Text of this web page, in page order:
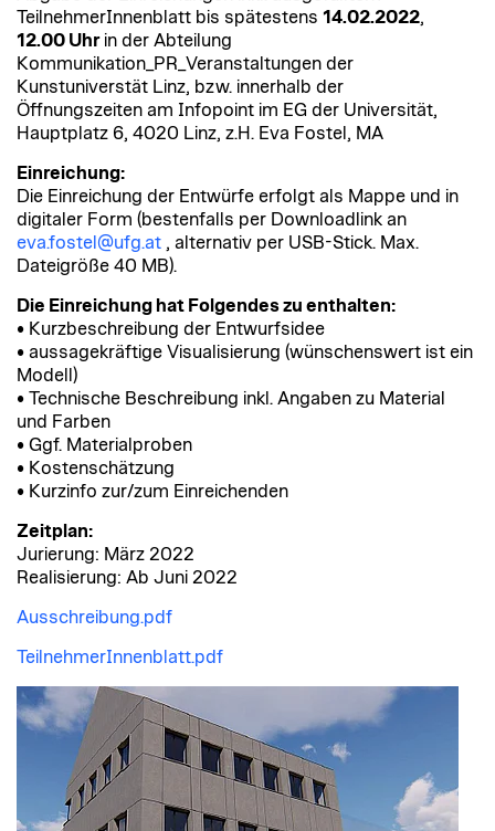
TeilnehmerInnenblatt bis spätestens 14.02.2022,
12.00 Uhrin der Abteilung
Kommunikation_PR_Veranstaltungen der
Kunstuniverstät Linz, bzw. innerhalb der
Öffnungszeiten am Infopoint im EG der Universität,
Hauptplatz 6, 4020 Linz, z.H. Eva Fostel, MA
Einreichung:
Die Einreichung der Entwürfe erfolgt als Mappe und in
digitaler Form (bestenfalls per Downloadlink an
eva.fostel@ufg.at , alternativ per USB-Stick. Max.
Dateigröße 40 MB).
Die Einreichung hat Folgendes zu enthalten:
• Kurzbeschreibung der Entwurfsidee
• aussagekräftige Visualisierung (wünschenswert ist ein
Modell)
• Technische Beschreibung inkl. Angaben zu Material
und Farben
• Ggf. Materialproben
• Kostenschätzung
• Kurzinfo zur/zum Einreichenden
Zeitplan:
Jurierung: März 2022
Realisierung: Ab Juni 2022
Ausschreibung.pdf
TeilnehmerInnenblatt.pdf